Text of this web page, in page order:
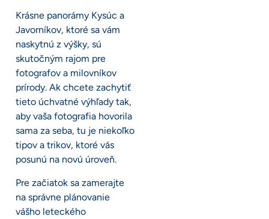
Krásne panorámy Kysúc a
Javorníkov, ktoré sa vám
naskytnú z výšky, sú
skutočným rajom pre
fotografov a milovníkov
prírody. Ak chcete zachytiť
tieto úchvatné výhľady tak,
aby vaša fotografia hovorila
sama za seba, tu je niekoľko
tipov a trikov, ktoré vás
posunú na novú úroveň.
Pre začiatok sa zamerajte
na správne plánovanie
vášho leteckého